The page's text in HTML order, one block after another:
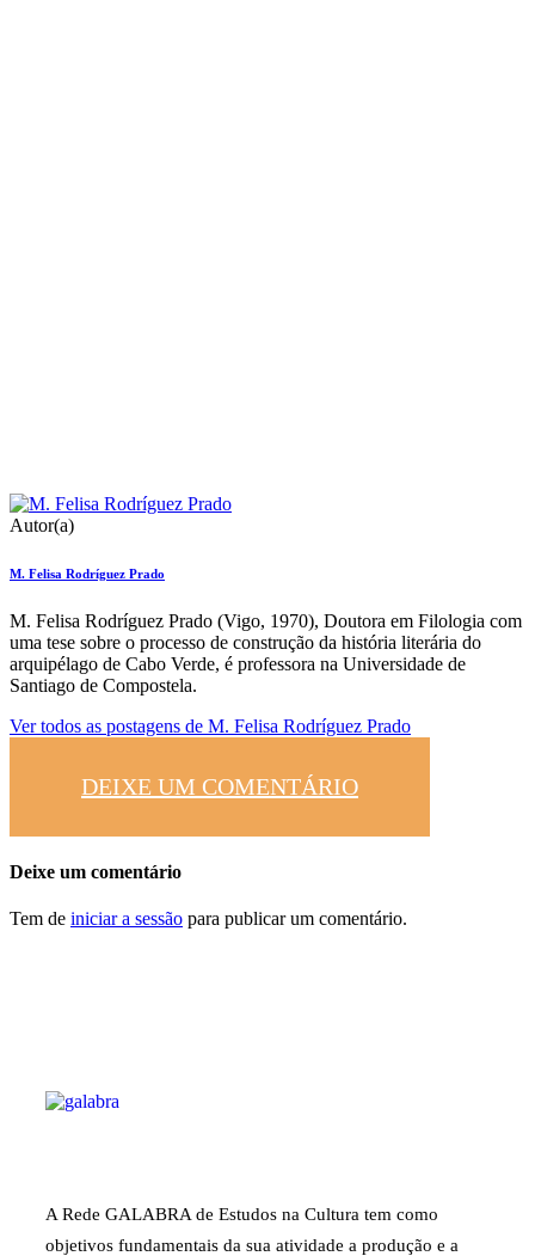
Autor(a)
M. Felisa Rodríguez Prado
M. Felisa Rodríguez Prado (Vigo, 1970), Doutora em Filologia com
uma tese sobre o processo de construção da história literária do
arquipélago de Cabo Verde, é professora na Universidade de
Santiago de Compostela.
Ver todos as postagens de M. Felisa Rodríguez Prado
DEIXE UM COMENTÁRIO
Deixe um comentário
Tem de iniciar a sessão para publicar um comentário.
A Rede GALABRA de Estudos na Cultura tem como
objetivos fundamentais da sua atividade a produção e a